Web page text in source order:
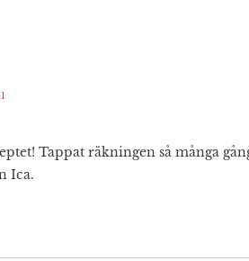
Tappat räkningen så många
Ica.